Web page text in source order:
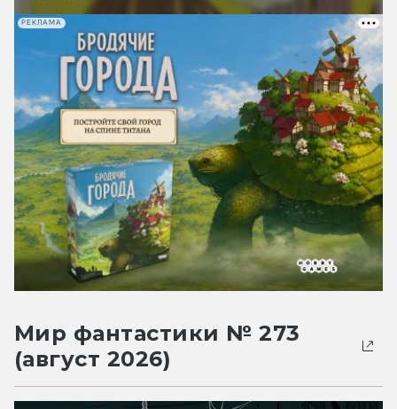
РЕКЛАМА
Мир фантастики № 273
(август 2026)